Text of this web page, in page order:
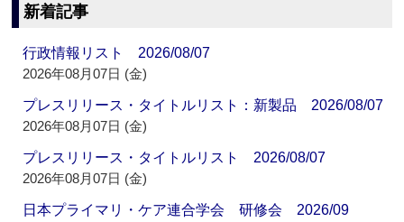
新着記事
行政情報リスト 2026/08/07
2026年08月07日 (金)
プレスリリース・タイトルリスト：新製品 2026/08/07
2026年08月07日 (金)
プレスリリース・タイトルリスト 2026/08/07
2026年08月07日 (金)
日本プライマリ・ケア連合学会 研修会 2026/09